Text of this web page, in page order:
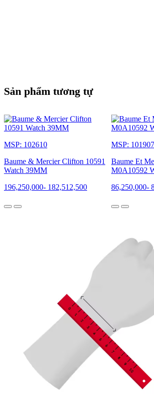
Màu trắng ấm, giống như sứ
Chỉ số mạ vàng, đinh tán
DÂY ĐEO
Khóa gấp ba lần có thể điều chỉnh được với
toàn, lớp hoàn thiện được đánh bóng
Sản phẩm tương tự
MSP: 102610
Baume & Mercier Clifton 10591
Watch 39MM
196,250,000- 182,512,500
MSP: 101907
Baume Et
M0A10592
86,250,000-